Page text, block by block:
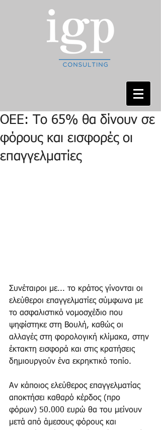
OEE: Το 65% θα δίνουν σε
φόρους και εισφορές οι
επαγγελματίες
Συνέταιροι με... το κράτος γίνονται οι
ελεύθεροι επαγγελματίες σύμφωνα με
το ασφαλιστικό νομοσχέδιο που
ψηφίστηκε στη Βουλή, καθώς οι
αλλαγές στη φορολογική κλίμακα, στην
έκτακτη εισφορά και στις κρατήσεις
δημιουργούν ένα εκρηκτικό τοπίο.
Αν κάποιος ελεύθερος επαγγελματίας
αποκτήσει καθαρό κέρδος (προ
φόρων) 50.000 ευρώ θα του μείνουν
μετά από άμεσους φόρους και